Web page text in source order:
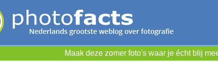
Maak deze zomer foto's waar je écht blij